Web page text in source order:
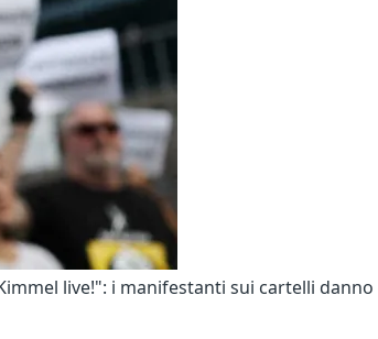
live!": i manifestanti sui cartelli